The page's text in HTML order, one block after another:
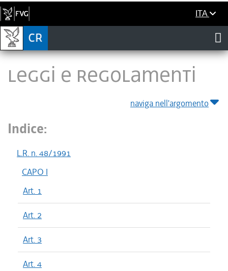
ITA
LEGGI E REGOLAMENTI
naviga nell'argomento
Indice:
L.R. n. 48/1991
CAPO I
Art. 1
Art. 2
Art. 3
Art. 4